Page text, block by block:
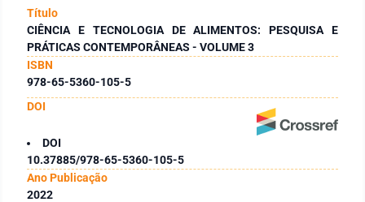
Título
CIÊNCIA E TECNOLOGIA DE ALIMENTOS: PESQUISA E
PRÁTICAS CONTEMPORÂNEAS - VOLUME 3
ISBN
978-65-5360-105-5
DOI
DOI
10.37885/978-65-5360-105-5
Ano Publicação
2022